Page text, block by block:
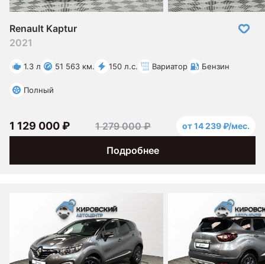
Renault Kaptur
2021
1.3 л 51 563 км. 150 л.с. Вариатор Бензин
Полный
Подробнее
1 129 000 ₽ 1 279 000 ₽ от 14 239 ₽/мес.